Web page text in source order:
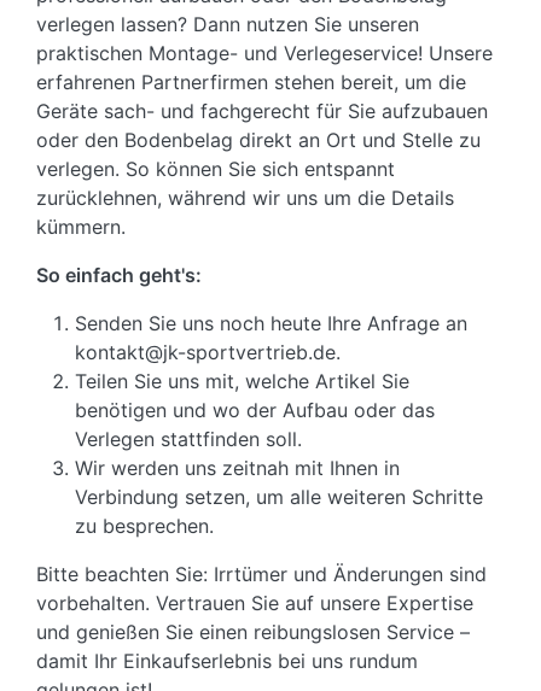
verlegen lassen? Dann nutzen Sie unseren
praktischen Montage- und Verlegeservice! Unsere
erfahrenen Partnerfirmen stehen bereit, um die
Geräte sach- und fachgerecht für Sie aufzubauen
oder den Bodenbelag direkt an Ort und Stelle zu
verlegen. So können Sie sich entspannt
zurücklehnen, während wir uns um die Details
kümmern.
So einfach geht's:
Senden Sie uns noch heute Ihre Anfrage an
kontakt@jk-sportvertrieb.de.
Teilen Sie uns mit, welche Artikel Sie
benötigen und wo der Aufbau oder das
Verlegen stattfinden soll.
Wir werden uns zeitnah mit Ihnen in
Verbindung setzen, um alle weiteren Schritte
zu besprechen.
Bitte beachten Sie: Irrtümer und Änderungen sind
vorbehalten. Vertrauen Sie auf unsere Expertise
und genießen Sie einen reibungslosen Service –
damit Ihr Einkaufserlebnis bei uns rundum